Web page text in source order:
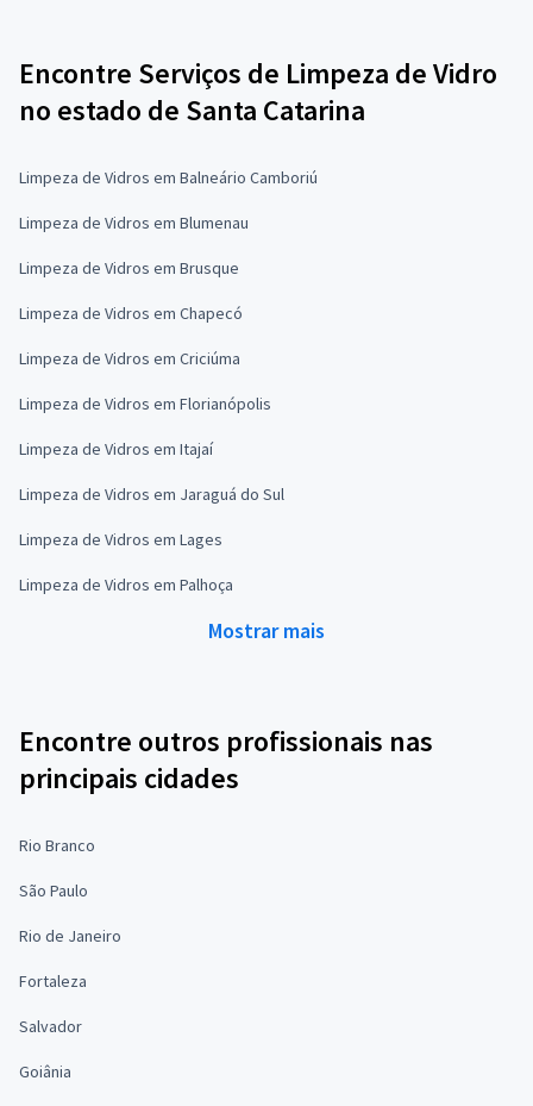
Encontre Serviços de Limpeza de Vidro
no estado de Santa Catarina
Limpeza de Vidros em Balneário Camboriú
Limpeza de Vidros em Blumenau
Limpeza de Vidros em Brusque
Limpeza de Vidros em Chapecó
Limpeza de Vidros em Criciúma
Limpeza de Vidros em Florianópolis
Limpeza de Vidros em Itajaí
Limpeza de Vidros em Jaraguá do Sul
Limpeza de Vidros em Lages
Limpeza de Vidros em Palhoça
Mostrar mais
Encontre outros profissionais nas
principais cidades
Rio Branco
São Paulo
Rio de Janeiro
Fortaleza
Salvador
Goiânia